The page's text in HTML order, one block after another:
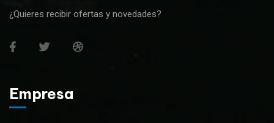
¿Quieres recibir ofertas y novedades?
Empresa